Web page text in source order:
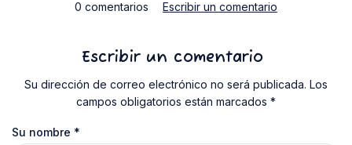
0 comentarios Escribir un comentario
Escribir un comentario
Su dirección de correo electrónico no será publicada. Los
campos obligatorios están marcados *
Su nombre *